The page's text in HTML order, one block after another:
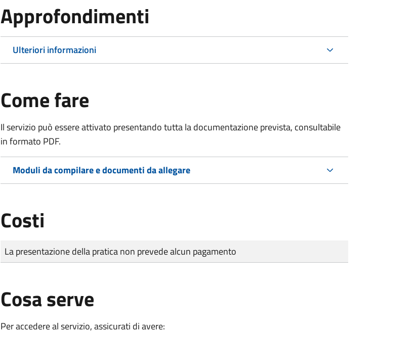
Approfondimenti
Ulteriori informazioni
Come fare
Il servizio può essere attivato presentando tutta la documentazione prevista, consultabile
in formato PDF.
Moduli da compilare e documenti da allegare
Costi
Tipo di pagamento
Importo
La presentazione della pratica non prevede alcun pagamento
Cosa serve
Per accedere al servizio, assicurati di avere: